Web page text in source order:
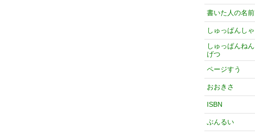
書いた人の名前
しゅっぱんしゃ
しゅっぱんねん
げつ
ページすう
おおきさ
ISBN
ぶんるい